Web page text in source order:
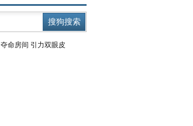
夺命房间 引力双眼皮